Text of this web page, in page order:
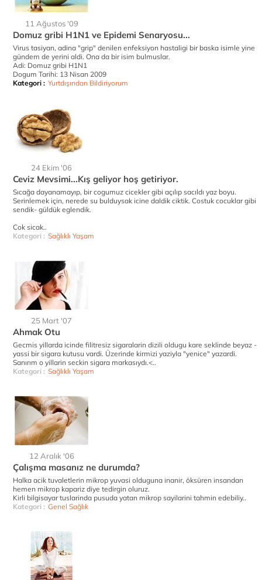
11 Ağustos '09
Domuz gribi H1N1 ve Epidemi Senaryosu...
Virus tasiyan, adina "grip" denilen enfeksiyon hastaligi bir baska isimle yine
gündem de yerini aldi. Ona da bir isim bulmuslar.
Adi: Domuz gribi H1N1
Dogum Tarihi: 13 Nisan 2009
Kategori : Yurtdışından Bildiriyorum
24 Ekim '06
Ceviz Mevsimi...Kış geliyor hoş getiriyor.
Sıcağa dayanamayıp, bir cogumuz cicekler gibi açılıp sacıldı yaz boyu.
Serinlemek için, nerede su bulduysak icine daldik ciktik. Costuk cocuklar gibi
sendik- güldük eglendik.
Cok sicak..
Kategori : Sağlıklı Yaşam
25 Mart '07
Ahmak Otu
Gecmis yillarda icinde filitresiz sigaralarin dizili oldugu kare seklinde beyaz -
yassi bir sigara kutusu vardi. Üzerinde kirmizi yaziyla "yenice" yazardi.
Sanırım o yillarin seckin sigara markasıydı.<..
Kategori : Sağlıklı Yaşam
12 Aralık '06
Çalışma masanız ne durumda?
Halka acik tuvaletlerin mikrop yuvasi olduguna inanir, öksüren insandan
hemen mikrop kapariz diye tedirgin oluruz.
Kirli bilgisayar tuslarinda pusuda yatan mikrop sayilarini tahmin edebiliy..
Kategori : Genel Sağlık